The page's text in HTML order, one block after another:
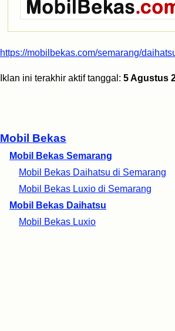
Mobil Bekas
Mobil Bekas Semarang
Mobil Bekas Daihatsu di Semarang
Mobil Bekas Luxio di Semarang
Mobil Bekas Daihatsu
Mobil Bekas Luxio
https://mobilbekas.com/semarang/
Iklan ini terakhir aktif tanggal: 5 Agustus